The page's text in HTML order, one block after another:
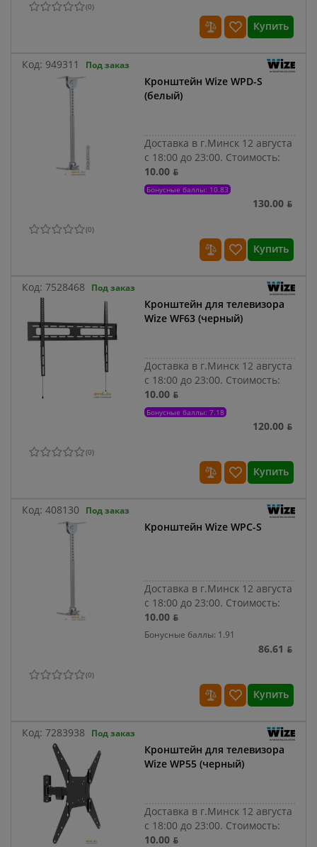
(0)
Купить
Код: 949311 Под заказ
Кронштейн Wize WPD-S
(белый)
Доставка в г.Минск 12 августа
с 18:00 до 23:00. Стоимость:
10.00 ƃ
Бонусные баллы: 10.83
130.00 ƃ
(0)
Купить
Код: 7528468 Под заказ
Кронштейн для телевизора
Wize WF63 (черный)
Доставка в г.Минск 12 августа
с 18:00 до 23:00. Стоимость:
10.00 ƃ
Бонусные баллы: 7.18
120.00 ƃ
(0)
Купить
Код: 408130 Под заказ
Кронштейн Wize WPC-S
Доставка в г.Минск 12 августа
с 18:00 до 23:00. Стоимость:
10.00 ƃ
Бонусные баллы: 1.91
86.61 ƃ
(0)
Купить
Код: 7283938 Под заказ
Кронштейн для телевизора
Wize WP55 (черный)
Доставка в г.Минск 12 августа
с 18:00 до 23:00. Стоимость:
10.00 ƃ